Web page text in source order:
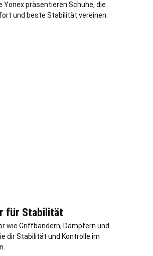
Yonex präsentieren Schuhe, die
und beste Stabilität vereinen.
für Stabilität
wie Griffbändern, Dämpfern und
dir Stabilität und Kontrolle im